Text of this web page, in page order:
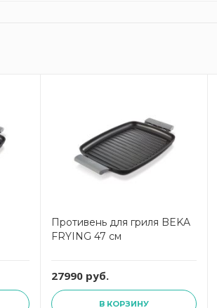
Противень для гриля BEKA
FRYING 47 см
27990 руб.
В КОРЗИНУ